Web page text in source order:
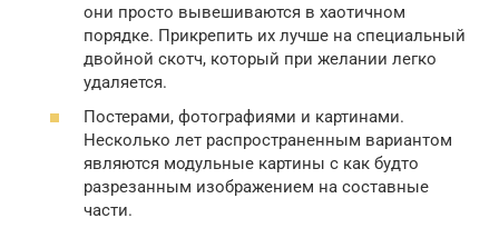
они просто вывешиваются в хаотичном
порядке. Прикрепить их лучше на специальный
двойной скотч, который при желании легко
удаляется.
Постерами, фотографиями и картинами.
Несколько лет распространенным вариантом
являются модульные картины с как будто
разрезанным изображением на составные
части.